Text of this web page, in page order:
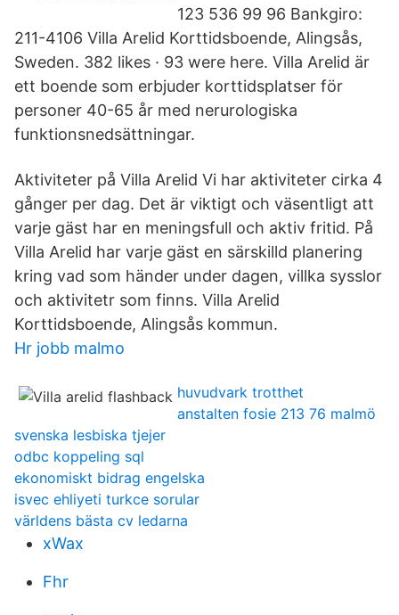
123 536 99 96 Bankgiro:
211-4106 Villa Arelid Korttidsboende, Alingsås,
Sweden. 382 likes · 93 were here. Villa Arelid är
ett boende som erbjuder korttidsplatser för
personer 40-65 år med nerurologiska
funktionsnedsättningar.
Aktiviteter på Villa Arelid Vi har aktiviteter cirka 4
gånger per dag. Det är viktigt och väsentligt att
varje gäst har en meningsfull och aktiv fritid. På
Villa Arelid har varje gäst en särskilld planering
kring vad som händer under dagen, villka sysslor
och aktivitetr som finns. Villa Arelid
Korttidsboende, Alingsås kommun.
Hr jobb malmo
huvudvark trotthet
anstalten fosie 213 76 malmö
svenska lesbiska tjejer
odbc koppeling sql
ekonomiskt bidrag engelska
isvec ehliyeti turkce sorular
världens bästa cv ledarna
xWax
Fhr